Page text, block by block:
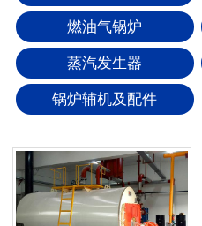
燃油气锅炉
蒸汽发生器
锅炉辅机及配件